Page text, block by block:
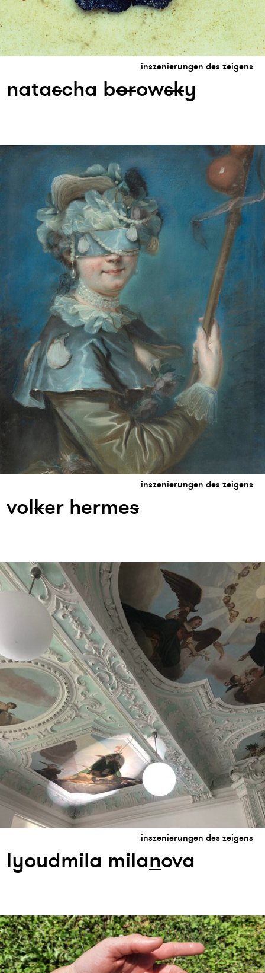
inszenierungen des zeigens
natascha borowsky
inszenierungen des zeigens
volker hermes
inszenierungen des zeigens
lyoudmila milanova